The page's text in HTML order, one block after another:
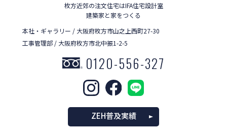
枚方近郊の注文住宅はIFA住宅設計室
建築家と家をつくる
本社・ギャラリー / 大阪府枚方市山之上西町27-30
工事管理部 / 大阪府枚方市北中振1-2-5
0120-556-327
ZEH普及実績